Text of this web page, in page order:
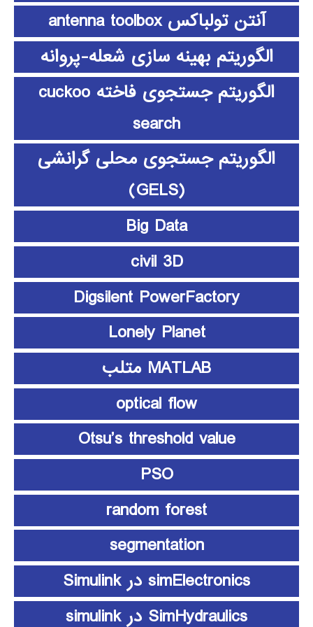
آنتن تولباکس antenna toolbox
الگوریتم بهینه سازی شعله-پروانه
الگوریتم جستجوی فاخته cuckoo
search
الگوریتم جستجوی محلی گرانشی
(GELS)
Big Data
civil 3D
Digsilent PowerFactory
Lonely Planet
MATLAB متلب
optical flow
Otsu’s threshold value
PSO
random forest
segmentation
simElectronics در Simulink
SimHydraulics در simulink